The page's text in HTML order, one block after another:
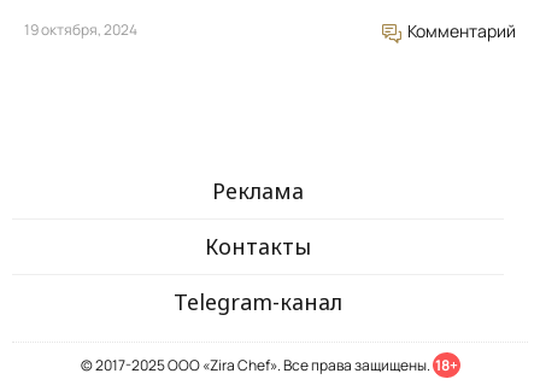
19 октября, 2024 Комментарий
Реклама
Контакты
Telegram-канал
© 2017-2025 ООО «Zira Chef». Все права защищены. 18+